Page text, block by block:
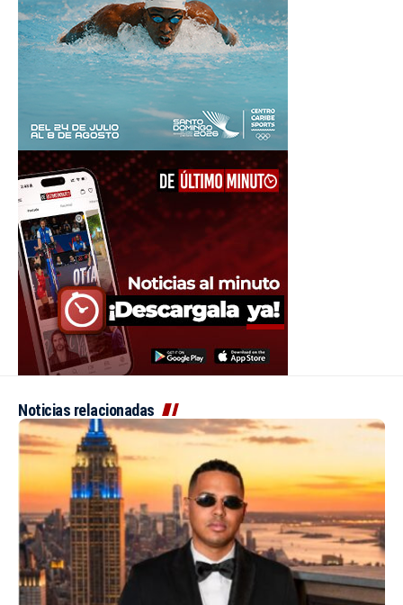
Noticias relacionadas